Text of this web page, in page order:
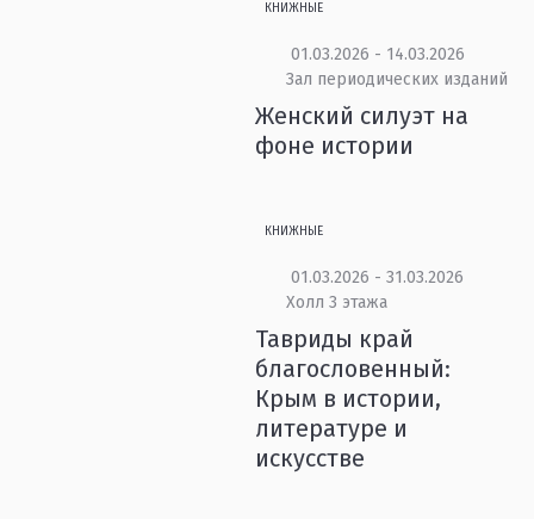
КНИЖНЫЕ
01.03.2026 - 14.03.2026
Зал периодических изданий
Женский силуэт на
фоне истории
КНИЖНЫЕ
01.03.2026 - 31.03.2026
Холл 3 этажа
Тавриды край
благословенный:
Крым в истории,
литературе и
искусстве